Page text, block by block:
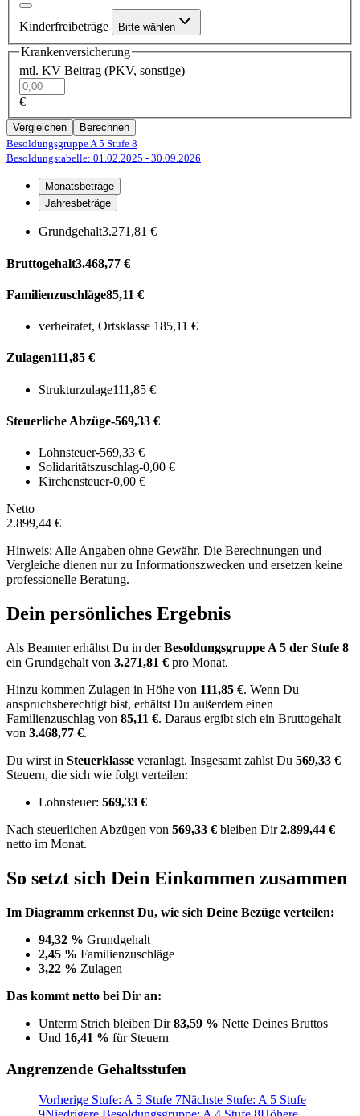
Kinderfreibeträge Bitte wählen
Krankenversicherung
mtl. KV Beitrag (PKV, sonstige)
€
Vergleichen
Berechnen
Besoldungsgruppe A 5 Stufe 8
Besoldungstabelle: 01.02.2025 - 30.09.2026
Monatsbeträge
Jahresbeträge
Grundgehalt3.271,81 €
Bruttogehalt3.468,77 €
Familienzuschläge85,11 €
verheiratet, Ortsklasse 185,11 €
Zulagen111,85 €
Strukturzulage111,85 €
Steuerliche Abzüge-569,33 €
Lohnsteuer-569,33 €
Solidaritätszuschlag-0,00 €
Kirchensteuer-0,00 €
Netto
2.899,44 €
Hinweis: Alle Angaben ohne Gewähr. Die Berechnungen und
Vergleiche dienen nur zu Informationszwecken und ersetzen keine
professionelle Beratung.
Dein persönliches Ergebnis
Als Beamter erhältst Du in derBesoldungsgruppe A 5 der Stufe 8
ein Grundgehalt von 3.271,81 € pro Monat.
Hinzu kommen Zulagen in Höhe von 111,85 €. Wenn Du
anspruchsberechtigt bist, erhältst Du außerdem einen
Familienzuschlag von 85,11 €. Daraus ergibt sich ein Bruttogehalt
von 3.468,77 €.
Du wirst in Steuerklasse veranlagt. Insgesamt zahlst Du 569,33 €
Steuern, die sich wie folgt verteilen:
Lohnsteuer: 569,33 €
Nach steuerlichen Abzügen von 569,33 € bleiben Dir2.899,44 €
netto im Monat.
So setzt sich Dein Einkommen zusammen
Im Diagramm erkennst Du, wie sich Deine Bezüge verteilen:
94,32 % Grundgehalt
2,45 % Familienzuschläge
3,22 % Zulagen
Das kommt netto bei Dir an:
Unterm Strich bleiben Dir83,59 % Nette Deines Bruttos
Und 16,41 % für Steuern
Angrenzende Gehaltsstufen
Vorherige Stufe: A 5 Stufe 7Nächste Stufe: A 5 Stufe